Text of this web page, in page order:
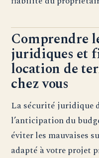
Comprendre
juridiques et
location de
chez vous
La sécurité juridique
l’anticipation du
éviter les mauvaises
adapté à votre projet